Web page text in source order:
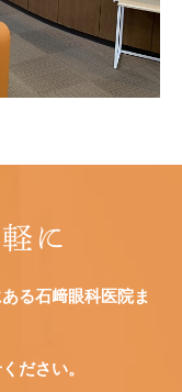
に
る石﨑眼科医院ま
ださい。